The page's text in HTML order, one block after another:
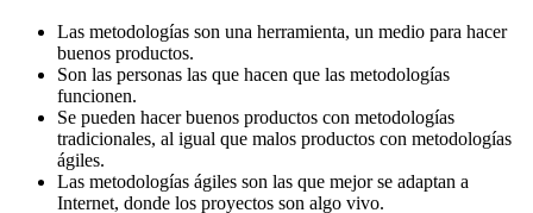
Las metodologías son una herramienta, un medio para hacer
buenos productos.
Son las personas las que hacen que las metodologías
funcionen.
Se pueden hacer buenos productos con metodologías
tradicionales, al igual que malos productos con metodologías
ágiles.
Las metodologías ágiles son las que mejor se adaptan a
Internet, donde los proyectos son algo vivo.